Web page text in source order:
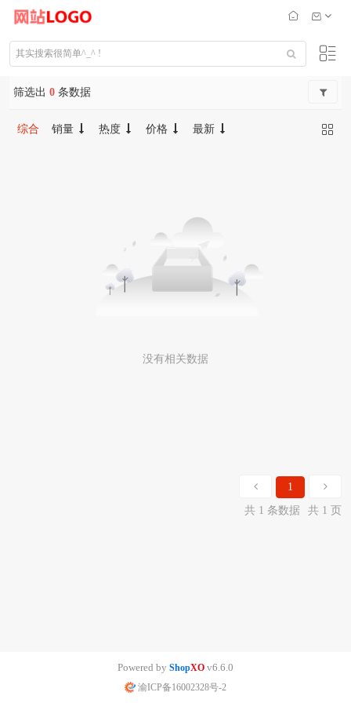
筛选出 0 条数据
综合 销量 热度 价格 最新
没有相关数据
1
共 1 条数据
共 1 页
Powered by ShopXO v6.6.0
渝ICP备16002328号-2